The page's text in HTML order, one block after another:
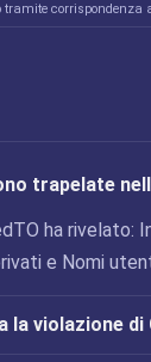
tramite corrispondenza
trapelate
ha rivelato:
e Nomi
la violazione di